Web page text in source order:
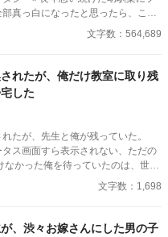
真っ白になったと思ったら、これ
くそんな気分じゃないのに、それ
として召喚された俺、百海勇吾(1
に襲い掛かる謎のバケモノたちに
第４王女様は召喚の呪術の影響
！ フラれたばかりで、
なぁ！
文字数：564,689
れたが、俺だけ教室に取り残
した
たが、先生と俺が残っていた。
ス画面すら表示されない、ただの
かった俺を待っていたのは、世知
いしてます
文字数：1,698
、渋々お嫁さんにした男の子